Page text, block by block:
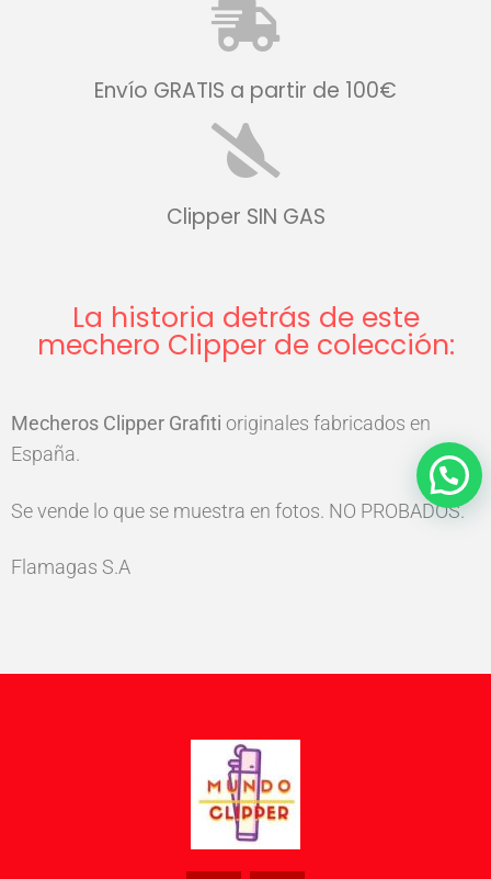
Envío GRATIS a partir de 100€
Clipper SIN GAS
La historia detrás de este
mechero Clipper de colección:
Mecheros Clipper Grafiti originales fabricados en
España.
Se vende lo que se muestra en fotos. NO PROBADOS.
Flamagas S.A